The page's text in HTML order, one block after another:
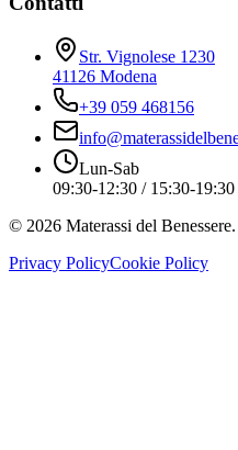
Str. Vignolese 1230
41126 Modena
+39 059 468156
Lun-Sab
09:30-12:30 / 15:30-19:30
© 2026 Materassi del
Privacy PolicyCookie Policy